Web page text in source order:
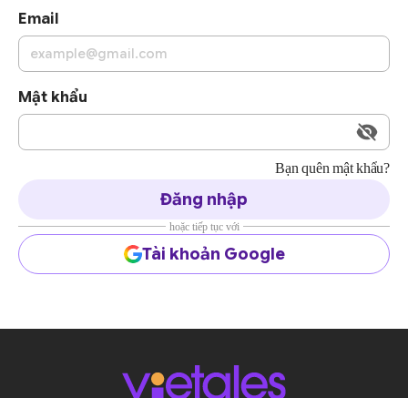
Email
Mật khẩu
Bạn quên mật khẩu?
Đăng nhập
hoặc tiếp tục với
Tài khoản Google